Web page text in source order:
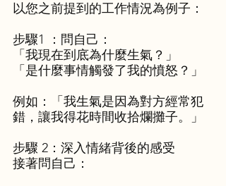
以您之前提到的工作情況為例子：
步驟1 ：問自己：
「我現在到底為什麼生氣？」
「是什麼事情觸發了我的憤怒？」
例如：「我生氣是因為對方經常犯
錯，讓我得花時間收拾爛攤子。」
步驟 2：深入情緒背後的感受
接著問自己：